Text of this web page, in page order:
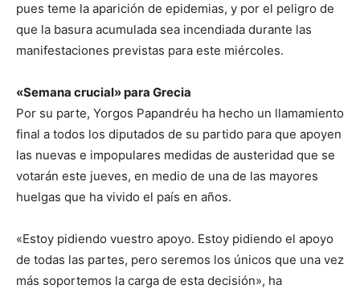
pues teme la aparición de epidemias, y por el peligro de
que la basura acumulada sea incendiada durante las
manifestaciones previstas para este miércoles.
«Semana crucial» para Grecia
Por su parte, Yorgos Papandréu ha hecho un llamamiento
final a todos los diputados de su partido para que apoyen
las nuevas e impopulares medidas de austeridad que se
votarán este jueves, en medio de una de las mayores
huelgas que ha vivido el país en años.
«Estoy pidiendo vuestro apoyo. Estoy pidiendo el apoyo
de todas las partes, pero seremos los únicos que una vez
más soportemos la carga de esta decisión», ha